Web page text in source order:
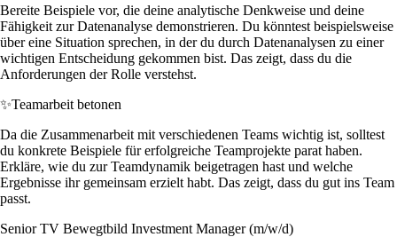
Bereite Beispiele vor, die deine analytische Denkweise und deine
Fähigkeit zur Datenanalyse demonstrieren. Du könntest beispielsweise
über eine Situation sprechen, in der du durch Datenanalysen zu einer
wichtigen Entscheidung gekommen bist. Das zeigt, dass du die
Anforderungen der Rolle verstehst.
✨Teamarbeit betonen
Da die Zusammenarbeit mit verschiedenen Teams wichtig ist, solltest
du konkrete Beispiele für erfolgreiche Teamprojekte parat haben.
Erkläre, wie du zur Teamdynamik beigetragen hast und welche
Ergebnisse ihr gemeinsam erzielt habt. Das zeigt, dass du gut ins Team
passt.
Senior TV Bewegtbild Investment Manager (m/w/d)